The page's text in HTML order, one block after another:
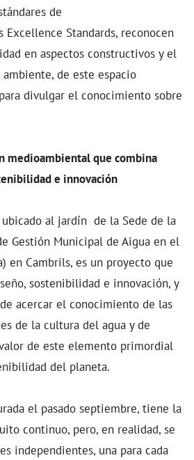
de
Excellence Standards, reconocen
en aspectos constructivos y el
de este espacio
divulgar el conocimiento sobre
medioambiental que combina
e innovación
ubicado al jardín de la Sede de la
Gestión Municipal de Aigua en el
en Cambrils, es un proyecto que
sostenibilidad e innovación, y
acercar el conocimiento de las
de la cultura del agua y de
de este elemento primordial
del planeta.
el pasado septiembre, tiene la
continuo, pero, en realidad, se
independientes, una para cada